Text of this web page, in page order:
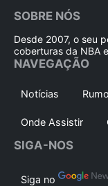
SOBRE NÓS
Desde 2007, o seu
coberturas da NBA
NAVEGAÇÃO
Notícias
Onde Assistir
SIGA-NOS
Siga no